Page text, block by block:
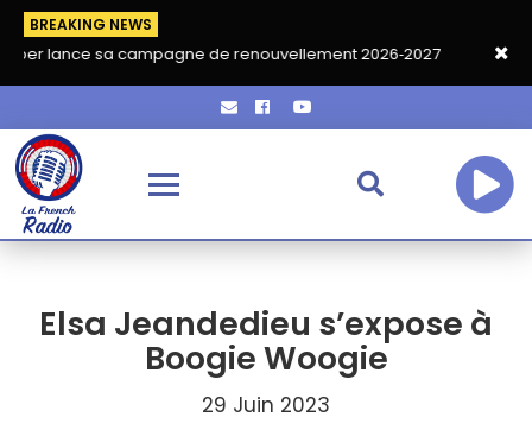
BREAKING NEWS
campagne de renouvellement 2026‑2027 Grand café de
Elsa Jeandedieu s’expose à
Boogie Woogie
29 Juin 2023